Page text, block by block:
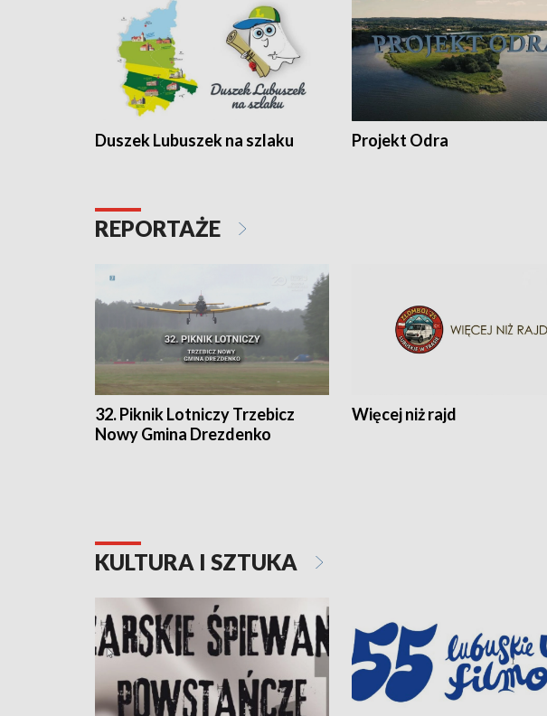
Duszek Lubuszek na szlaku Projekt Odra
REPORTAŻE
32. Piknik Lotniczy Trzebicz
Nowy Gmina Drezdenko
Więcej niż rajd
KULTURA I SZTUKA